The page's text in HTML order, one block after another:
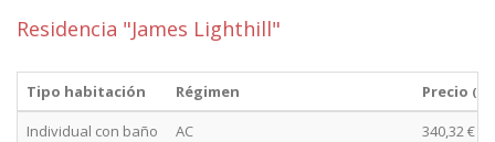
Residencia "James Lighthill"
Tipo habitación Régimen Precio
Individual con baño AC 340,32 €